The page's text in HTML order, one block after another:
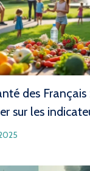
des
sur les